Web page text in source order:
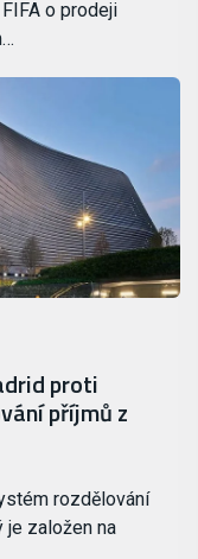
o prodeji
proti
příjmů z
rozdělování
je založen na